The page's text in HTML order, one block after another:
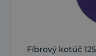
Fíbrový kotúč